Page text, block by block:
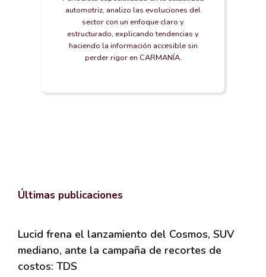
automotriz, analizo las evoluciones del
sector con un enfoque claro y
estructurado, explicando tendencias y
haciendo la información accesible sin
perder rigor en CARMANÍA.
Últimas publicaciones
Lucid frena el lanzamiento del Cosmos, SUV
mediano, ante la campaña de recortes de
costos: TDS